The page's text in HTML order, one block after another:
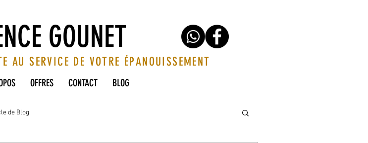
GOUNET
AU SERVICE DE VOTRE ÉPANOUISSEMENT
OFFRES CONTACT BLOG
de Blog